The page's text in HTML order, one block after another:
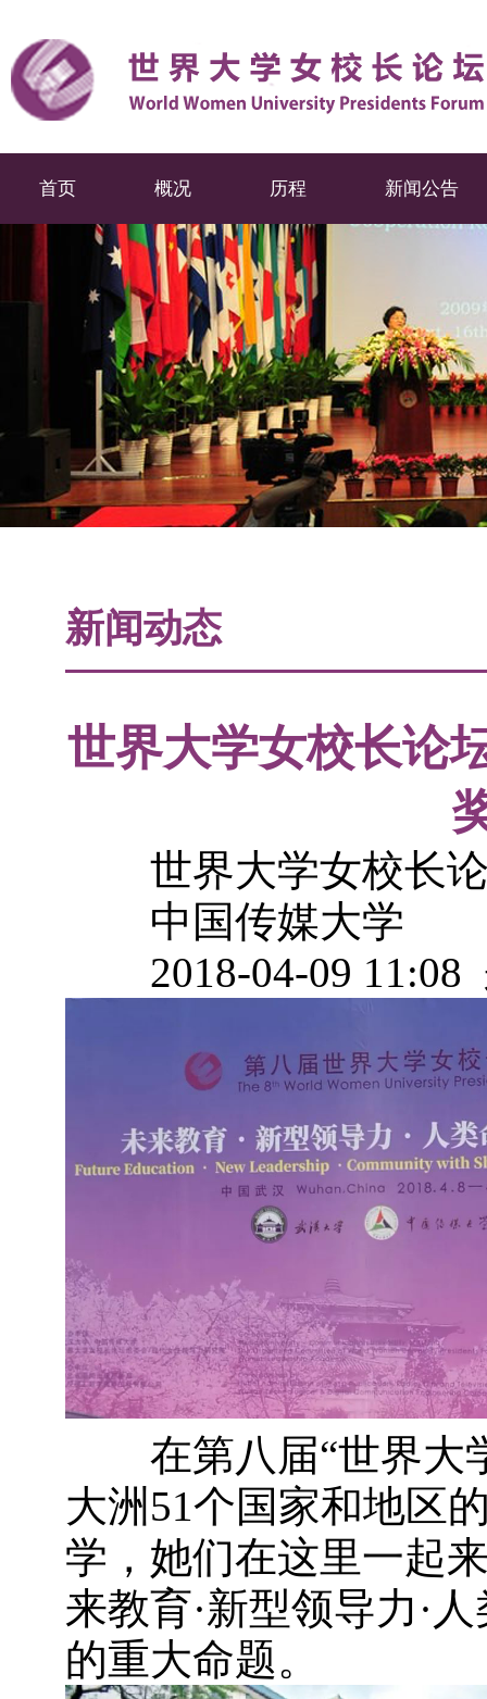
首页 概况 历程 新闻公告
新闻动态
世界大学女校长论
世界大学女校长论
中国传媒大学
2018-04-09 11:08
在第八届“世界大
大洲51个国家和地区
学，她们在这里一起
来教育·新型领导力·
的重大命题。